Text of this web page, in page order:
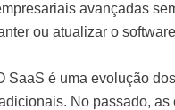
avançadas
ou atualizar o
SaaS é uma evolução
No passado, as